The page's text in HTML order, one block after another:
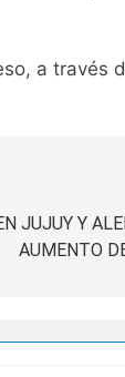
a través
JUJUY Y
AUMENTO